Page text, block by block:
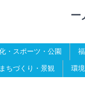
・スポーツ・公園
まちづくり・景観 環